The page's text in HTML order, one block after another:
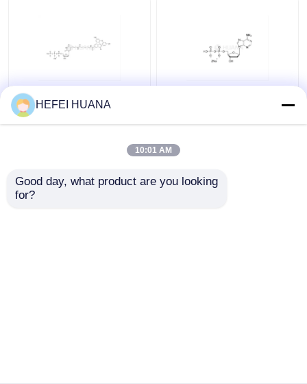
फ्लोरोसेइन-12-डीयूटीपी 1
एमएम सोडियम समाधान
HEFEI HUANA
10:01 AM
Good day, what product are you looking
for?